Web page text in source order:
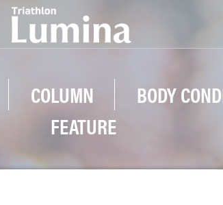
COLUMN
BODY
FEATURE